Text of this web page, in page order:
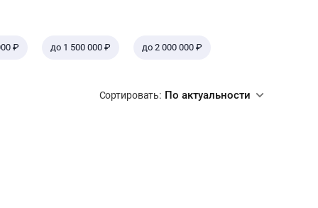
₽ до 1 500 000 ₽ до 2 000 000 ₽
Сортировать: По актуальности